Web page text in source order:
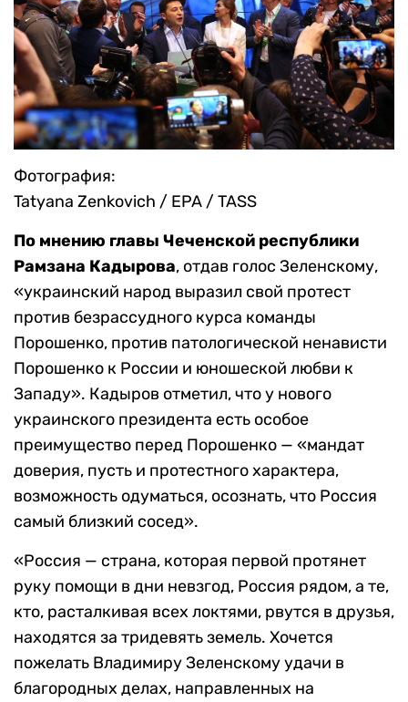
Фотография:
Tatyana Zenkovich / EPA / TASS
По мнению главы Чеченской республики
Рамзана Кадырова, отдав голос Зеленскому,
«украинский народ выразил свой протест
против безрассудного курса команды
Порошенко, против патологической ненависти
Порошенко к России и юношеской любви к
Западу». Кадыров отметил, что у нового
украинского президента есть особое
преимущество перед Порошенко — «мандат
доверия, пусть и протестного характера,
возможность одуматься, осознать, что Россия
самый близкий сосед».
«Россия — страна, которая первой протянет
руку помощи в дни невзгод, Россия рядом, а те,
кто, расталкивая всех локтями, рвутся в друзья,
находятся за тридевять земель. Хочется
пожелать Владимиру Зеленскому удачи в
благородных делах, направленных на